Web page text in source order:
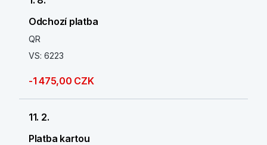
Odchozí platba
QR
VS: 6223
-1 475,00 CZK
11. 2.
Platba kartou